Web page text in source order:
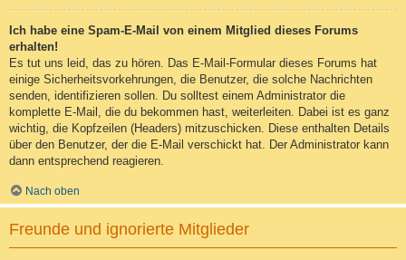
Ich habe eine Spam-E-Mail von einem Mitglied dieses Forums
erhalten!
Es tut uns leid, das zu hören. Das E-Mail-Formular dieses Forums hat
einige Sicherheitsvorkehrungen, die Benutzer, die solche Nachrichten
senden, identifizieren sollen. Du solltest einem Administrator die
komplette E-Mail, die du bekommen hast, weiterleiten. Dabei ist es ganz
wichtig, die Kopfzeilen (Headers) mitzuschicken. Diese enthalten Details
über den Benutzer, der die E-Mail verschickt hat. Der Administrator kann
dann entsprechend reagieren.
Nach oben
Freunde und ignorierte Mitglieder